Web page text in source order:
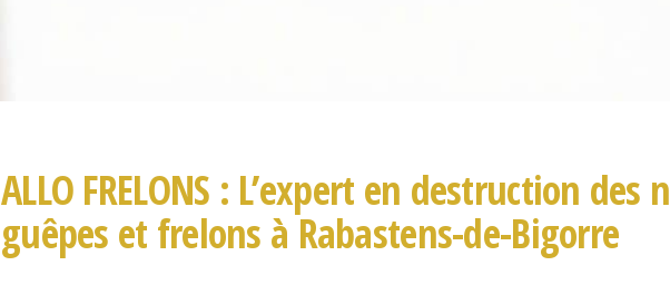
ALLO FRELONS : L’expert en destruction des
guêpes et frelons à Rabastens-de-Bigorre